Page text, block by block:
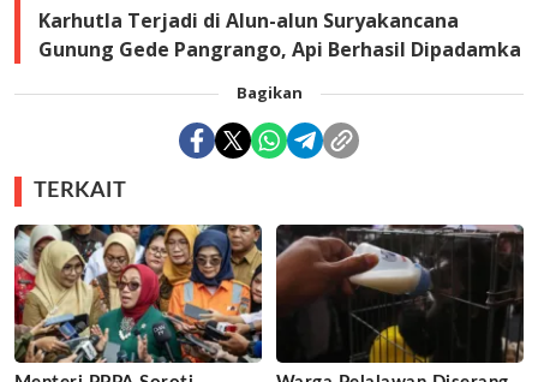
Karhutla Terjadi di Alun-alun Suryakancana
Gunung Gede Pangrango, Api Berhasil Dipadamka
Bagikan
TERKAIT